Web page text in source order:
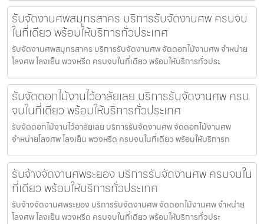
รับจัดงานศพสมุทรสาคร บริการรับจัดงานศพ ครบจบ
ในที่เดียว พร้อมให้บริการทั่วประเทศ
รับจัดงานศพสมุทรสาคร บริการรับจัดงานศพ จัดดอกไม้งานศพ จำหน่าย
โลงศพ โลงเย็น พวงหรีด ครบจบในที่เดียว พร้อมให้บริการทั่วประ
รับจัดดอกไม้งานไว้อาลัยเลย บริการรับจัดงานศพ ครบ
จบในที่เดียว พร้อมให้บริการทั่วประเทศ
รับจัดดอกไม้งานไว้อาลัยเลย บริการรับจัดงานศพ จัดดอกไม้งานศพ
จำหน่ายโลงศพ โลงเย็น พวงหรีด ครบจบในที่เดียว พร้อมให้บริการท
รับจ้างจัดงานศพระยอง บริการรับจัดงานศพ ครบจบใน
ที่เดียว พร้อมให้บริการทั่วประเทศ
รับจ้างจัดงานศพระยอง บริการรับจัดงานศพ จัดดอกไม้งานศพ จำหน่าย
โลงศพ โลงเย็น พวงหรีด ครบจบในที่เดียว พร้อมให้บริการทั่วประ